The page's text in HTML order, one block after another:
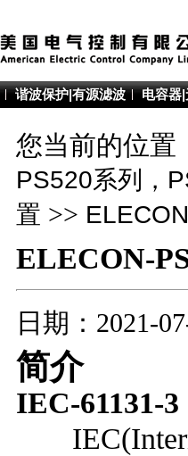
谐波保护|有源滤波 电容器
您当前的位
PS520系列，
置 >>
ELECON-
日期：2021-
简介
IEC-61131-